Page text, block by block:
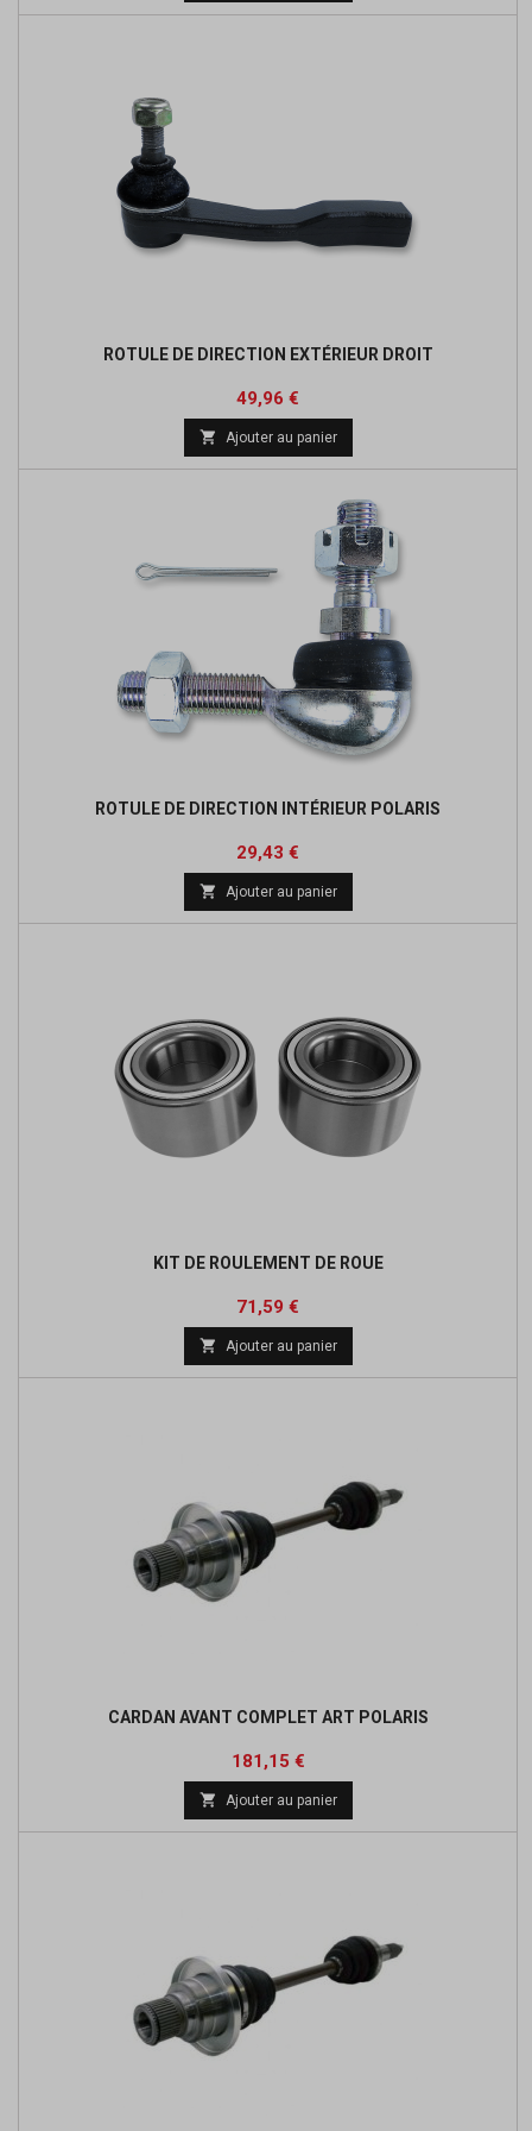
base
ROTULE DE DIRECTION EXTÉRIEUR DROIT
Prix
49,96 €
base
 Ajouter au panier
ROTULE DE DIRECTION INTÉRIEUR POLARIS
Prix
29,43 €
base
 Ajouter au panier
KIT DE ROULEMENT DE ROUE
Prix
71,59 €
base
 Ajouter au panier
CARDAN AVANT COMPLET ART POLARIS
Prix
181,15 €Prix
de
base
 Ajouter au panier